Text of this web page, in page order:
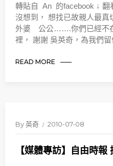
轉貼自 An 的facebook ↓ 翻
沒想到， 想找已故親人最
外婆 公公…….你們已經不
裡， 謝謝 吳英奇，為我們留
READ MORE
By英奇 2010-07-08
【媒體專訪】自由時報